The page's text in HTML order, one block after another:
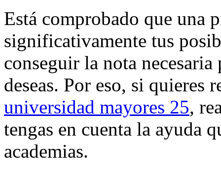
Está comprobado que una
significativamente tus
conseguir la nota necesaria
deseas. Por eso, si quieres
universidad mayores 25,
tengas en cuenta la ayuda
academias.